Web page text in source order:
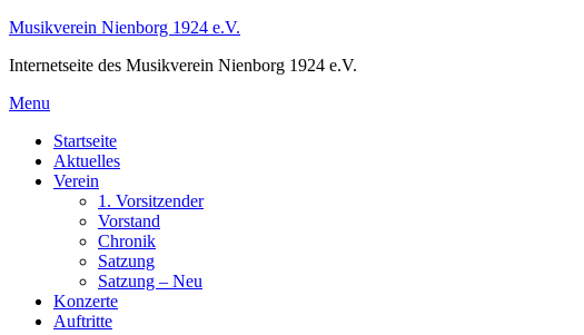
Skip
content
Musikverein Nienborg 1924 e.V.
Internetseite des Musikverein Nienborg 1924 e.V.
Menu
Startseite
Aktuelles
Verein
1. Vorsitzender
Vorstand
Chronik
Satzung
Satzung – Neu
Konzerte
Auftritte